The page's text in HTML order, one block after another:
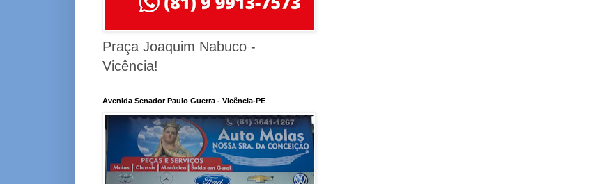
Praça Joaquim Nabuco -
Vicência!
Avenida Senador Paulo Guerra - Vicência-PE